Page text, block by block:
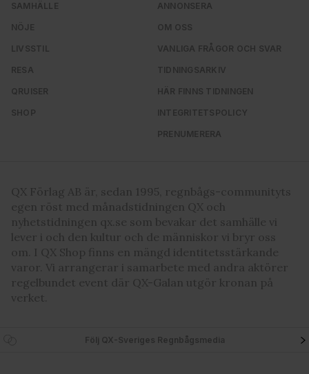
SAMHÄLLE
NÖJE
LIVSSTIL
RESA
QRUISER
SHOP
ANNONSERA
OM OSS
VANLIGA FRÅGOR OCH SVAR
TIDNINGSARKIV
HÄR FINNS TIDNINGEN
INTEGRITETSPOLICY
PRENUMERERA
QX Förlag AB är, sedan 1995, regnbågs-communityts
egen röst med månadstidningen QX och
nyhetstidningen qx.se som bevakar det samhälle vi
lever i och den kultur och de människor vi bryr oss
om. I QX Shop finns en mängd identitetsstärkande
varor. Vi arrangerar i samarbete med andra aktörer
regelbundet event där QX-Galan utgör kronan på
verket.
Följ QX-Sveriges Regnbågsmedia